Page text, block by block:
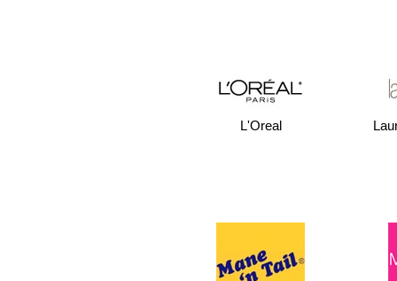
L'Oreal